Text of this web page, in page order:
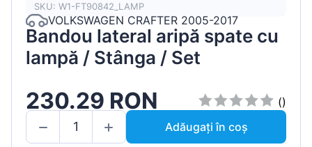
SKU: W1-FT90842_LAMP
VOLKSWAGEN CRAFTER 2005-2017
Bandou lateral aripă spate cu
lampă / Stânga / Set
230.29 RON
()
Adăugați în coș